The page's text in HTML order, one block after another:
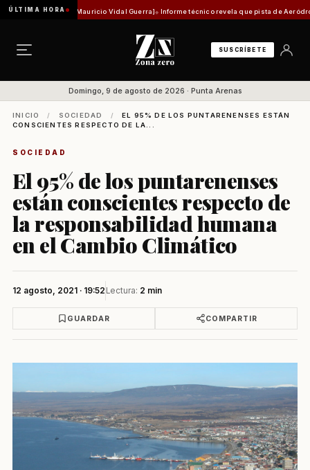
ÚLTIMA HORA
[Por Mauricio Vidal Guerra] Informe técnico revela que pista de Aeródromo de
SUSCRÍBETE
Domingo, 9 de agosto de 2026 · Punta Arenas
INICIO / SOCIEDAD /
EL 95% DE LOS PUNTARENENSES ESTÁN
CONSCIENTES RESPECTO DE LA...
SOCIEDAD
El 95% de los puntarenenses
están conscientes respecto de
la responsabilidad humana
en el Cambio Climático
12 agosto, 2021 · 19:52 Lectura: 2 min
GUARDAR COMPARTIR